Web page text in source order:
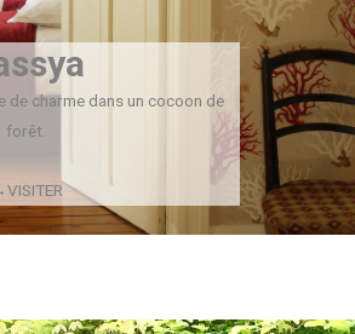
de charme dans un cocoon de
forêt.